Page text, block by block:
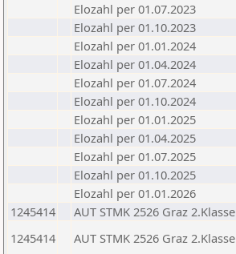
Elozahl per 01.07.2023
Elozahl per 01.10.2023
Elozahl per 01.01.2024
Elozahl per 01.04.2024
Elozahl per 01.07.2024
Elozahl per 01.10.2024
Elozahl per 01.01.2025
Elozahl per 01.04.2025
Elozahl per 01.07.2025
Elozahl per 01.10.2025
Elozahl per 01.01.2026
1245414
AUT STMK 2526 Graz 2.Klasse
1245414
AUT STMK 2526 Graz 2.Klasse